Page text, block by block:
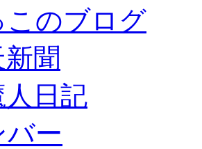
このブログ
聞
日記
バー